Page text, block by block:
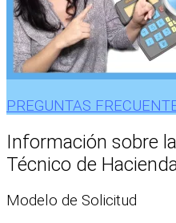
PREGUNTAS
Información sobre
Técnico de
Modelo de Solicitud